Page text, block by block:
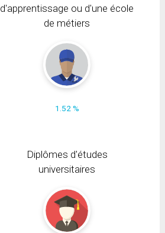
d'apprentissage ou d'une école
de métiers
1.52 %
Diplômes d'études
universitaires